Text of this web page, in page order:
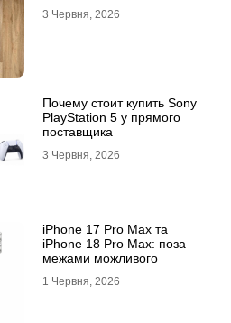
3 Червня, 2026
Почему стоит купить Sony
PlayStation 5 у прямого
поставщика
3 Червня, 2026
iPhone 17 Pro Max та
iPhone 18 Pro Max: поза
межами можливого
1 Червня, 2026